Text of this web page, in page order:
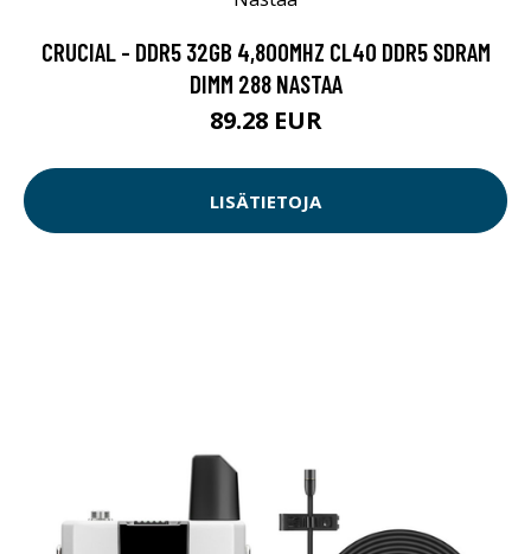
CRUCIAL - DDR5 32GB 4,800MHZ CL40 DDR5 SDRAM
DIMM 288 NASTAA
89.28 EUR
LISÄTIETOJA